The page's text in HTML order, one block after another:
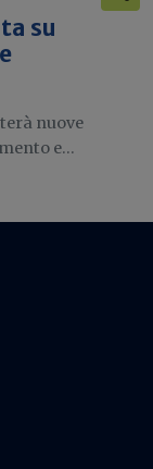
su
nuove
e...